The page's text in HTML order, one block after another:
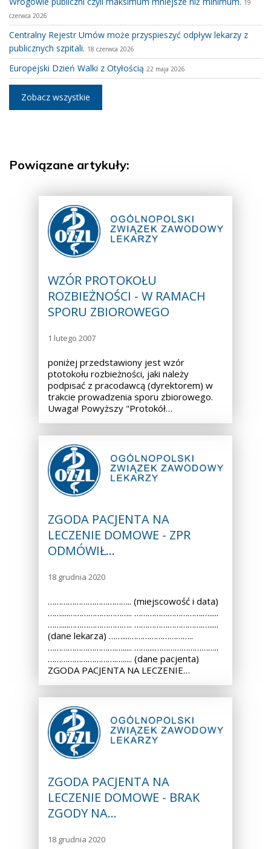
19
czerwca 2026
Centralny Rejestr Umów może przyspieszyć odpływ lekarzy z
publicznych szpitali. 18 czerwca 2026
Europejski Dzień Walki z Otyłością 22 maja 2026
Zobacz wszystkie
Powiązane artykuły:
WZÓR PROTOKOŁU
ROZBIEŻNOŚCI - W RAMACH
SPORU ZBIOROWEGO
1 lutego 2007
poniżej przedstawiony jest wzór
ptotokołu rozbieżności, jaki należy
podpisać z pracodawcą (dyrektorem) w
trakcie prowadzenia sporu zbiorowego.
Uwaga! Powyższy "Protokół…
ZGODA PACJENTA NA
LECZENIE DOMOWE - ZPR
ODMÓWIŁ…
18 grudnia 2020
……………………………….. (miejscowość i data)
……....……………………….. ………………………….….....
……....……………………….. ………………………….….....
(dane lekarza) ……....………………………..
………………………….…..... ……....………………………..
………………………….…..... (dane pacjenta)
ZGODA PACJENTA NA LECZENIE…
ZGODA PACJENTA NA
LECZENIE DOMOWE - BRAK
ZGODY NA…
18 grudnia 2020